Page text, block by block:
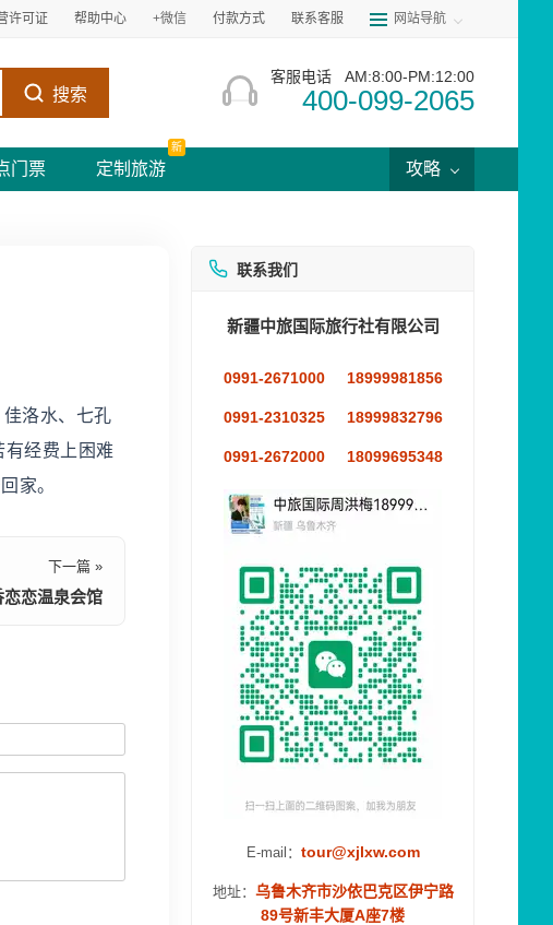
许可证 帮助中心 +微信 付款方式 联系客服 网站导航
搜索
客服电话 AM:8:00-PM:12:00
400-099-2065
门票 定制旅游
新
攻略
洛水、七孔
经费上困难
家。
下一篇 »
恋恋温泉会馆
联系我们
新疆中旅国际旅行社有限公司
0991-2671000 18999981856
0991-2310325 18999832796
0991-2672000 18099695348
E-mail： tour@xjlxw.com
地址： 乌鲁木齐市沙依巴克区伊宁路
89号新丰大厦A座7楼